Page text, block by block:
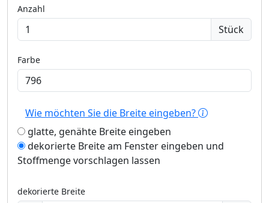
Anzahl
Stück
Farbe
Wie möchten Sie die Breite eingeben?
glatte, genähte Breite eingeben
dekorierte Breite am Fenster eingeben und
Stoffmenge vorschlagen lassen
dekorierte Breite